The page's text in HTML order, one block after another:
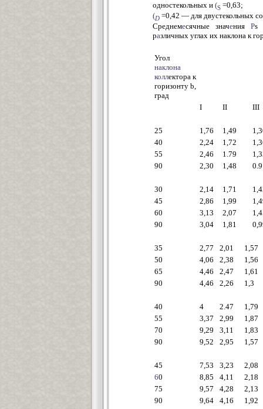
одностекольных и (S =0,63;
(D =0,42 — для двустекольных
Среднемесячные значения Рs
различных углах их наклона к
Угол
наклона
коллектора к
горизонту b,
град
I
II III
25 1,76 1,49
40
2,24 1,72
55
2,46 1.79
90
2,30 1,48
30 2,14 1,71
45
2,86 1,99
60
3,13 2,07
90
3,04 1,81
35 2,77 2,01
1,57
50
4,06 2,38
1,56
65
4,46 2,47
1,61
90
4,46 2,26 1,3
40 4 2.47
1,79
55
3,37 2,99
1,87
70
9,29 3,11
1,83
90
9,52 2,95 1,57
45 7,53 3,23
2,08
60 8,85 4,11
2,18
75
9,57 4,28
2,13
90
9,64 4,16 1,92